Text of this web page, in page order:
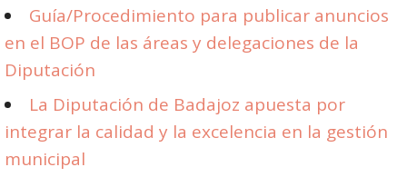
Guía/Procedimiento para publicar anuncios
en el BOP de las áreas y delegaciones de la
Diputación
La Diputación de Badajoz apuesta por
integrar la calidad y la excelencia en la gestión
municipal